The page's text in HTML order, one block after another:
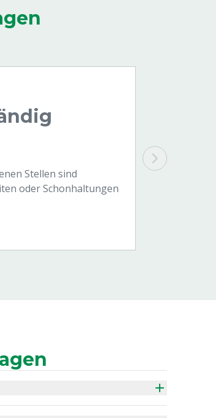
Stellen sind
oder Schonhaltungen